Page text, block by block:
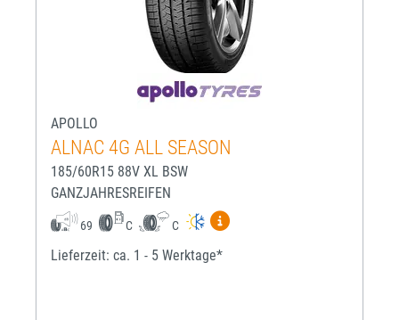
APOLLO
ALNAC 4G ALL SEASON
185/60R15 88V XL BSW
GANZJAHRESREIFEN
69 C C
Mehr Informationen zum
Lieferzeit: ca. 1 - 5 Werktage*